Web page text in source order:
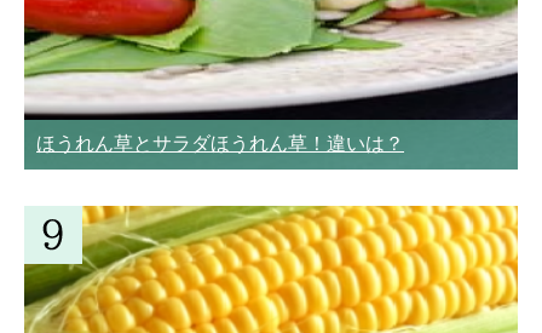
ほうれん草とサラダほうれん草！違いは？